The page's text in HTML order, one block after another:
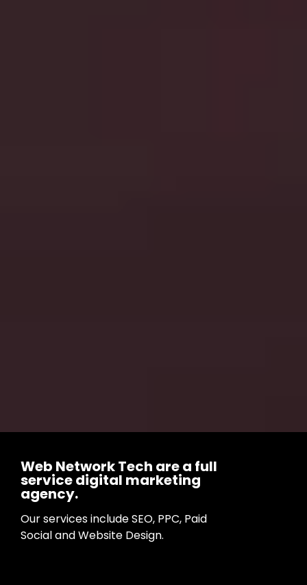
Web Network Tech are a full
service digital marketing
agency.
Our services include SEO, PPC, Paid
Social and Website Design.